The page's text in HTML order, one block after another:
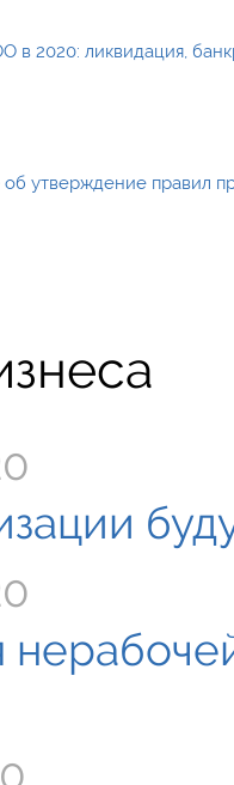
в 2020: ликвидация,
утверждение правил